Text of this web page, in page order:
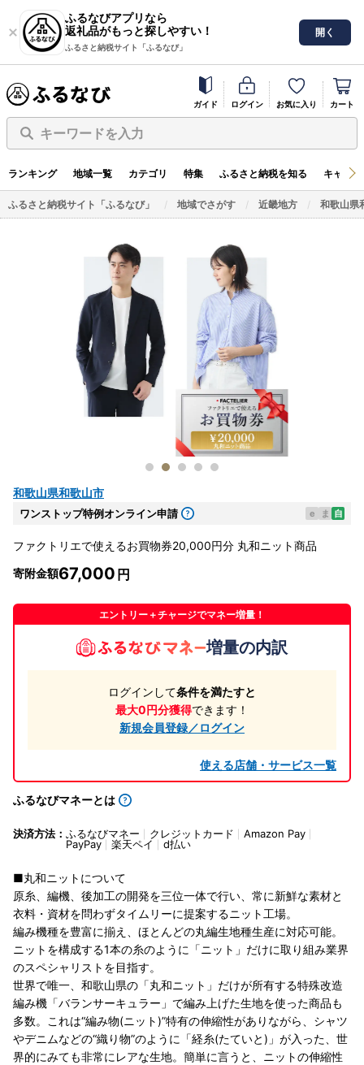
ふるなびアプリなら
返礼品がもっと探しやすい！
ふるさと納税サイト「ふるなび」
開く
ガイド ログイン お気に入り カート
キーワードを入力
ランキング 地域一覧 カテゴリ 特集 ふるさと納税を知る キャン
ふるさと納税サイト「ふるなび」 地域でさがす 近畿地方 和歌山県
和歌山県和歌山市
ワンストップ特例オンライン申請 e ま 自
ファクトリエで使えるお買物券20,000円分 丸和ニット商品
寄附金額67,000
エントリー＋チャージでマネー増量！
増量の内訳
ログインして条件を満たすと
最大0円分獲得できます！
新規会員登録／ログイン
使える店舗・サービス一覧
ふるなびマネーとは
決済方法： ふるなびマネー クレジットカード
Amazon Pay
PayPay
楽天ペイ d払い
■丸和ニットについて
原糸、編機、後加工の開発を三位一体で行い、常に新鮮な素材と
衣料・資材を問わずタイムリーに提案するニット工場。
編み機種を豊富に揃え、ほとんどの丸編生地種生産に対応可能。
ニットを構成する1本の糸のように「ニット」だけに取り組み業界
のスペシャリストを目指す。
世界で唯一、和歌山県の「丸和ニット」だけが所有する特殊改造
編み機「バランサーキュラー」で編み上げた生地を使った商品も
多数。これは“編み物(ニット)”特有の伸縮性がありながら、シャツ
やデニムなどの“織り物”のように「経糸(たていと)」が入った、世
界的にみても非常にレアな生地。簡単に言うと、ニットの伸縮性